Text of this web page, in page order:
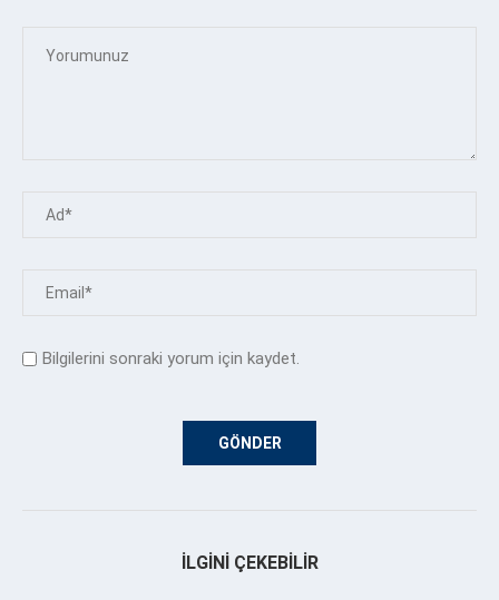
Bilgilerini sonraki yorum için kaydet.
İLGINI ÇEKEBILIR